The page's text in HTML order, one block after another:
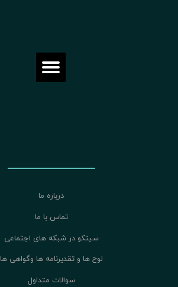
درباره ما
تماس با ما
سیتکو در شبکه های اجتماعی
لوح ها و تقدیرنامه ها وگواهی ها
سوالات متداول